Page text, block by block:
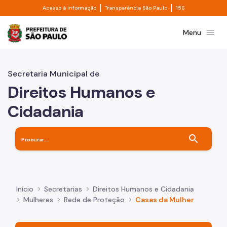
Pular para o Conteúdo principal
Acesso à informação Divisor de acesso à informação
Transparência São Paulo Divisor de
156
Prefeitura de São PauloMenu menu
Secretaria Municipal de
Direitos Humanos e
Cidadania
search
Início Secretarias
Direitos Humanos e Cidadania
Mulheres
Rede de Proteção Casas da Mulher